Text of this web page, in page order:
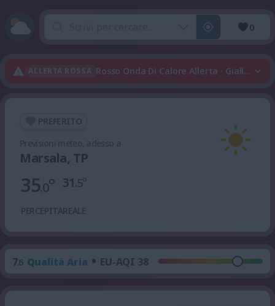
0
ALLERTA ROSSA Rosso Onda Di Calore Allerta · Giallo
Marsala, TP
35.0°
PERCEPITA
31.5°
REALE
7.6 Qualità Aria • EU-AQI 38